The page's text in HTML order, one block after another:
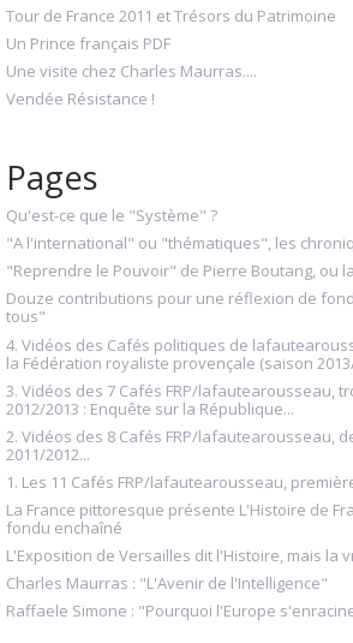
Tour de France 2011 et Trésors du Patrimoine
Un Prince français PDF
Une visite chez Charles Maurras....
Vendée Résistance !
Pages
Qu'est-ce que le "Système" ?
"A l'international" ou "thématiques", les
"Reprendre le Pouvoir" de Pierre Boutang, ou
Douze contributions pour une réflexion de
tous"
4. Vidéos des Cafés politiques de
la Fédération royaliste provençale (saison
3. Vidéos des 7 Cafés FRP/lafautearousseau,
2012/2013 : Enquête sur la République...
2. Vidéos des 8 Cafés FRP/lafautearousseau,
2011/2012...
1. Les 11 Cafés FRP/lafautearousseau,
La France pittoresque présente L'Histoire de
fondu enchaîné
L'Exposition de Versailles dit l'Histoire, mais la
Charles Maurras : "L'Avenir de l'Intelligence"
Raffaele Simone : "Pourquoi l'Europe